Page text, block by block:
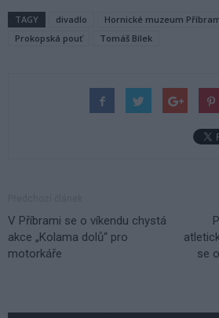
TAGY divadlo Hornické muzeum
Prokopská pouť
Tomáš Bílek
V Příbrami se o víkendu chystá
akce „Kolama dolů“ pro
motorkáře
se